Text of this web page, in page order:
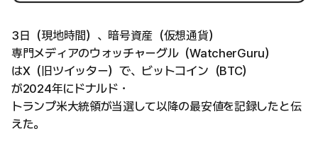
3日（現地時間）、暗号資産（仮想通貨）
専門メディアのウォッチャーグル（WatcherGuru）
はX（旧ツイッター）で、ビットコイン（BTC）
が2024年にドナルド・
トランプ米大統領が当選して以降の最安値を記録したと伝
えた。